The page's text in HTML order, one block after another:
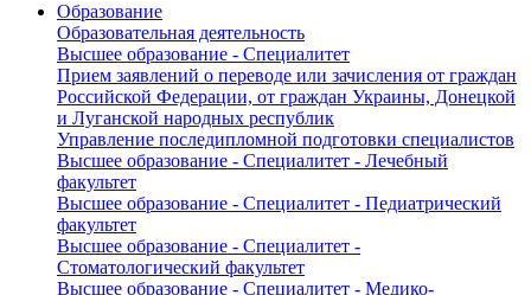
Образование
Образовательная деятельность
Высшее образование - Специалитет
Прием заявлений о переводе или зачисления от граждан
Российской Федерации, от граждан Украины, Донецкой
и Луганской народных республик
Управление последипломной подготовки специалистов
Высшее образование - Специалитет - Лечебный
факультет
Высшее образование - Специалитет - Педиатрический
факультет
Высшее образование - Специалитет -
Стоматологический факультет
Высшее образование - Специалитет - Медико-